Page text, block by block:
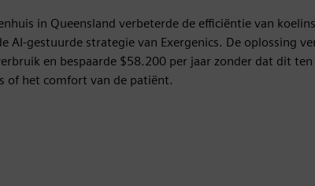
in Queensland verbeterde de efficiëntie van
AI-gestuurde strategie van Exergenics. De oplossing
en bespaarde $58.200 per jaar zonder dat dit
of het comfort van de patiënt.